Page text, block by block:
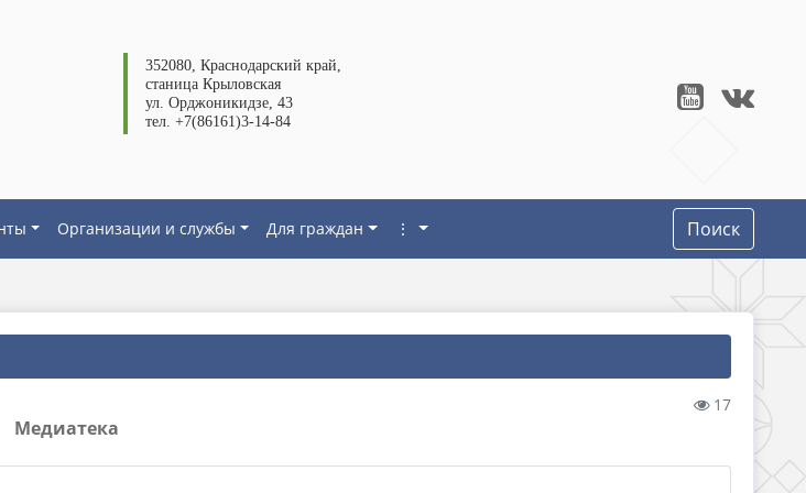
352080, Краснодарский край,
станица Крыловская
ул. Орджоникидзе, 43
тел. +7(86161)3-14-84
Организации и службы Для граждан ⋮ Поиск
17
Медиатека